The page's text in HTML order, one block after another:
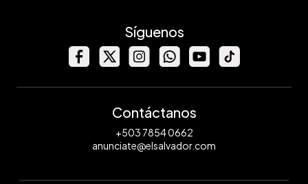
Síguenos
Contáctanos
+503 7854 0662
anunciate@elsalvador.com